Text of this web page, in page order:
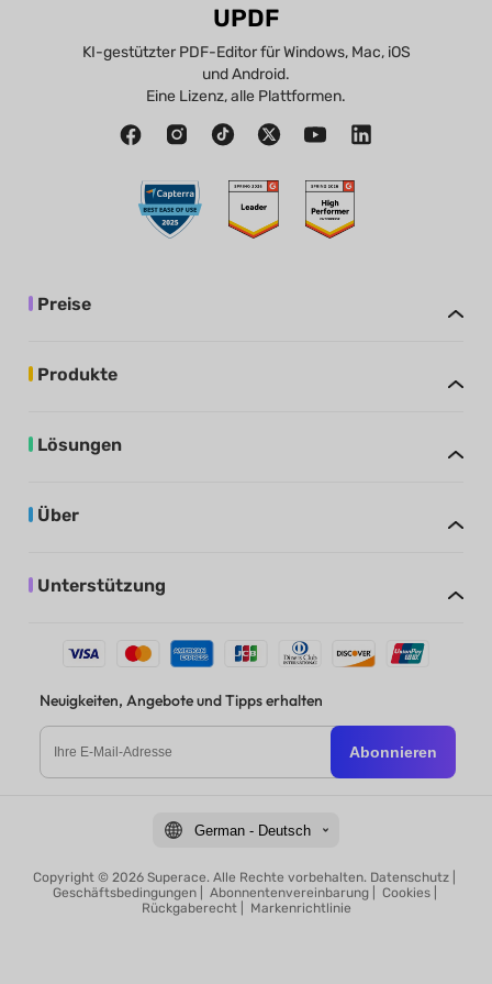
UPDF
KI-gestützter PDF-Editor für Windows, Mac, iOS
und Android.
Eine Lizenz, alle Plattformen.
Preise
Produkte
Lösungen
Über
Unterstützung
Neuigkeiten, Angebote und Tipps erhalten
Abonnieren
German - Deutsch
Copyright © 2026 Superace. Alle Rechte vorbehalten. Datenschutz
Geschäftsbedingungen| Abonnentenvereinbarung| Cookies|
Rückgaberecht| Markenrichtlinie